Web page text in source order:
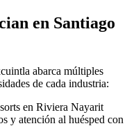
en Santiago
abarca múltiples
de cada industria:
en Riviera Nayarit
y atención al huésped con